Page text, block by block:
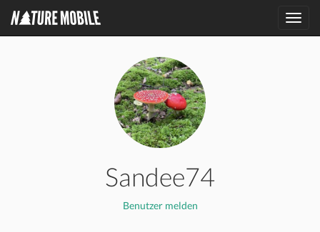
Sandee74
Benutzer melden